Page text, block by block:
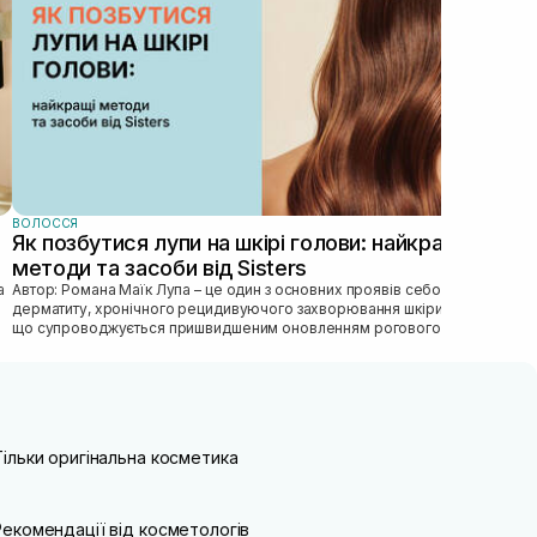
ВОЛОССЯ
Як позбутися лупи на шкірі голови: найкращі
методи та засоби від Sisters
Автор: Романа Маїк Лупа – це один з основних проявів себорейного
дерматиту, хронічного рецидивуючого захворювання шкіри голови,
що супроводжується пришвидшеним оновленням рогового
оригінальна косметика
від косметологів